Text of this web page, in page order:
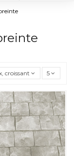
croissant 5